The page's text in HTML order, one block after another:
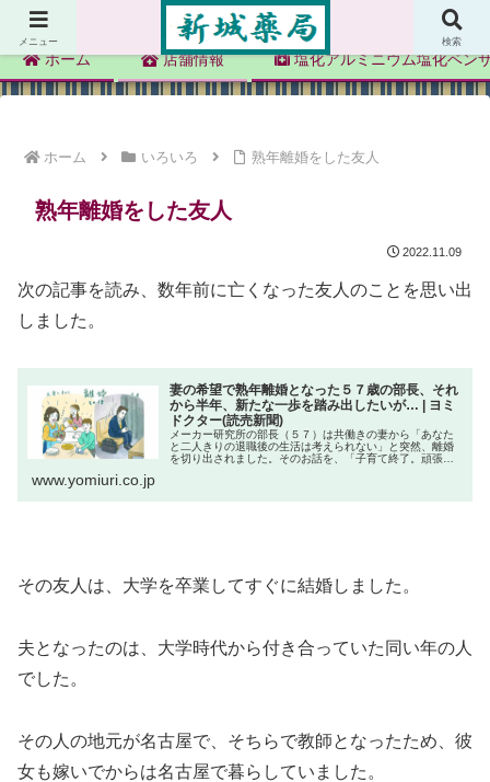
新城薬局
ホーム 店舗情報 塩化アルミニウム塩化ベン
ホーム いろいろ 熟年離婚をした友人
熟年離婚をした友人
2022.11.09
次の記事を読み、数年前に亡くなった友人のことを思い出
しました。
妻の希望で熟年離婚となった５７歳の部長、それ
から半年、新たな一歩を踏み出したいが… | ヨミ
ドクター(読売新聞)
メーカー研究所の部長（５７）は共働きの妻から「あなた
と二人きりの退職後の生活は考えられない」と突然、離婚
を切り出されました。そのお話を、「子育て終了。頑張っ
www.yomiuri.co.jp
その友人は、大学を卒業してすぐに結婚しました。
夫となったのは、大学時代から付き合っていた同い年の人
でした。
その人の地元が名古屋で、そちらで教師となったため、彼
女も嫁いでからは名古屋で暮らしていました。
メニュー 検索